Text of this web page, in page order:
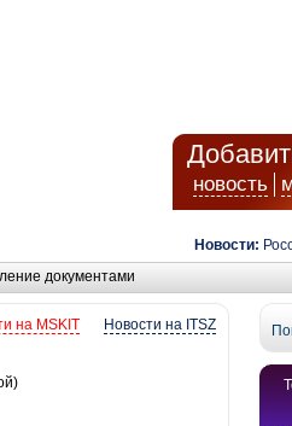
новость
Новости:
документами
Новости на ITSZ
на MSKIT